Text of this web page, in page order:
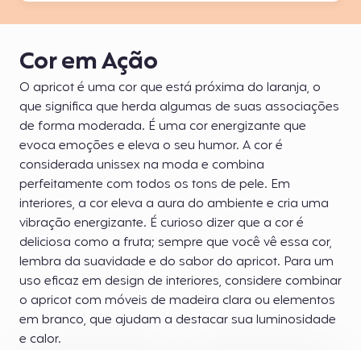
Cor em Ação
O apricot é uma cor que está próxima do laranja, o
que significa que herda algumas de suas associações
de forma moderada. É uma cor energizante que
evoca emoções e eleva o seu humor. A cor é
considerada unissex na moda e combina
perfeitamente com todos os tons de pele. Em
interiores, a cor eleva a aura do ambiente e cria uma
vibração energizante. É curioso dizer que a cor é
deliciosa como a fruta; sempre que você vê essa cor,
lembra da suavidade e do sabor do apricot. Para um
uso eficaz em design de interiores, considere combinar
o apricot com móveis de madeira clara ou elementos
em branco, que ajudam a destacar sua luminosidade
e calor.